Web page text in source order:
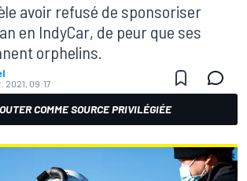
avoir refusé de sponsoriser
en IndyCar, de peur que ses
orphelins.
2021, 09:17
COMME SOURCE PRIVILÉGIÉE